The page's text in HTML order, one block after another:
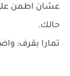
عشان اطمن
حالك.
تمارا بقرف: